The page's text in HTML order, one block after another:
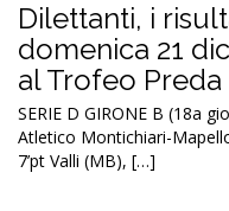
Dilettanti, i
domenica 21
al Trofeo Preda
SERIE D GIRONE B (18a
Atletico Montichiari-
7’pt Valli (MB), […]